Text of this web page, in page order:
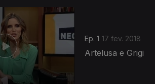
Ep. 1 17 fev. 2018
Artelusa e Grigi